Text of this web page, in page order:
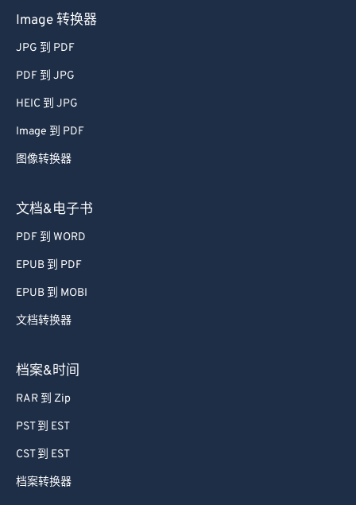
Image 转换器
JPG 到 PDF
PDF 到 JPG
HEIC 到 JPG
Image 到 PDF
图像转换器
文档&电子书
PDF 到 WORD
EPUB 到 PDF
EPUB 到 MOBI
文档转换器
档案&时间
RAR 到 Zip
PST 到 EST
CST 到 EST
档案转换器